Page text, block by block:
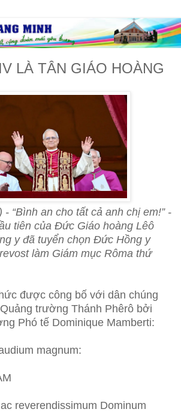
LÀ TÂN GIÁO HOÀNG
“Bình an cho tất cả anh chị em!” -
tiên của Đức Giáo hoàng Lêô
y đã tuyển chọn Đức Hồng y
làm Giám mục Rôma thứ
được công bố với dân chúng
trường Thánh Phêrô bởi
Phó tế Dominique Mamberti:
magnum:
reverendissimum Dominum